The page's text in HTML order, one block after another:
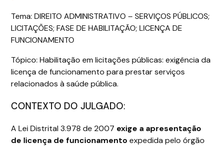
Tema: DIREITO ADMINISTRATIVO – SERVIÇOS PÚBLICOS;
LICITAÇÕES; FASE DE HABILITAÇÃO; LICENÇA DE
FUNCIONAMENTO
Tópico: Habilitação em licitações públicas: exigência da
licença de funcionamento para prestar serviços
relacionados à saúde pública.
CONTEXTO DO JULGADO:
A Lei Distrital 3.978 de 2007 exige a apresentação
de licença de funcionamentoexpedida pelo órgão